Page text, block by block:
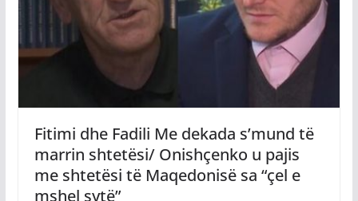
Fitimi dhe Fadili Me dekada s’mund të
marrin shtetësi/ Onishçenko u pajis
me shtetësi të Maqedonisë sa “çel e
mshel sytë”